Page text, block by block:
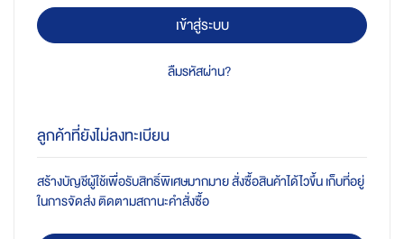
เข้าสู่ระบบ
ลืมรหัสผ่าน?
ลูกค้าที่ยังไม่ลงทะเบียน
สร้างบัญชีผู้ใช้เพื่อรับสิทธิ์พิเศษมากมาย สั่งซื้อสินค้าได้ไวขึ้น เก็บที่อยู่
ในการจัดส่ง ติดตามสถานะคำสั่งซื้อ